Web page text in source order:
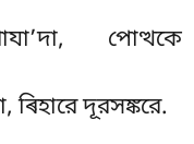
পোত্থকে
ৰিহারে দূরসঙ্করে.